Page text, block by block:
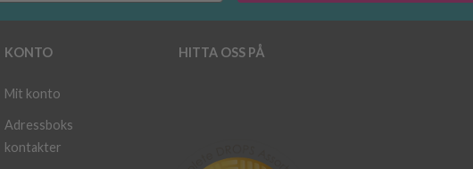
KONTO
Mit konto
Adressboks
kontakter
HITTA OSS PÅ